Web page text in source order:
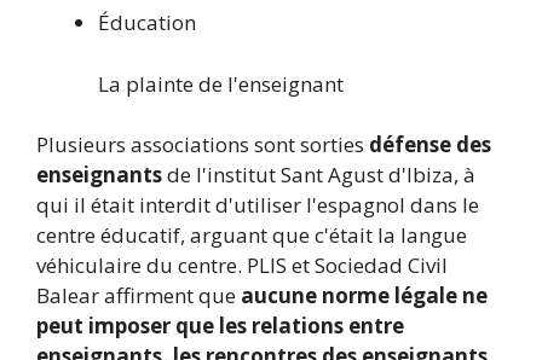
Éducation
La plainte de l'enseignant
Plusieurs associations sont sorties défense des
enseignantsde l'institut Sant Agust d'Ibiza, à
qui il était interdit d'utiliser l'espagnol dans le
centre éducatif, arguant que c'était la langue
véhiculaire du centre. PLIS et Sociedad Civil
Balear affirment que aucune norme légale ne
peut imposer que les relations entre